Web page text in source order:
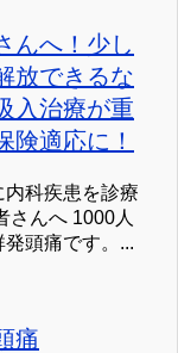
んへ！少し
放できるな
入治療が重
険適応に！
科疾患を診療
さんへ 1000人
頭痛です。...
痛